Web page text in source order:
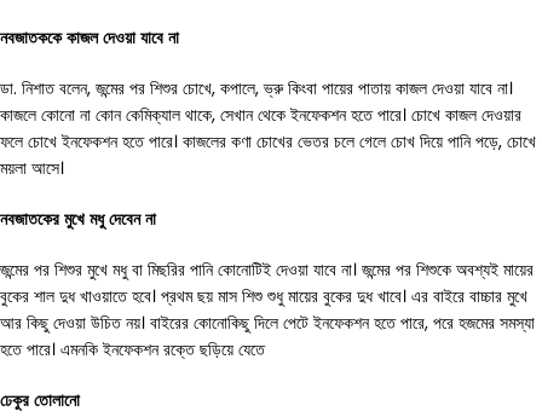
নবজাতককে কাজল দেওয়া যাবে না
ডা. নিশাত বলেন, জন্মের পর শিশুর চোখে, কপালে, ভ্রু কিংবা পায়ের পাতায় কাজল দেওয়া যাবে না।
কাজলে কোনো না কোন কেমিক্যাল থাকে, সেখান থেকে ইনফেকশন হতে পারে। চোখে কাজল দেওয়ার
ফলে চোখে ইনফেকশন হতে পারে। কাজলের কণা চোখের ভেতর চলে গেলে চোখ দিয়ে পানি পড়ে, চোখে
ময়লা আসে।
নবজাতকের মুখে মধু দেবেন না
জন্মের পর শিশুর মুখে মধু বা মিছরির পানি কোনোটিই দেওয়া যাবে না। জন্মের পর শিশুকে অবশ্যই মায়ের
বুকের শাল দুধ খাওয়াতে হবে। প্রথম ছয় মাস শিশু শুধু মায়ের বুকের দুধ খাবে। এর বাইরে বাচ্চার মুখে
আর কিছু দেওয়া উচিত নয়। বাইরের কোনোকিছু দিলে পেটে ইনফেকশন হতে পারে, পরে হজমের সমস্যা
হতে পারে। এমনকি ইনফেকশন রক্তে ছড়িয়ে যেতে
ঢেকুর তোলানো